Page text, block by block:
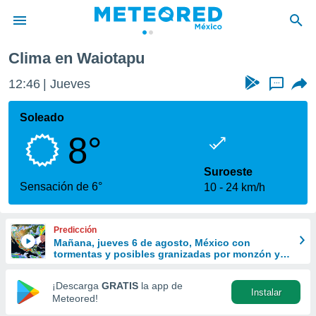
de
ha sido
calidad.
a este
las
y
forma
digital
basada
Clima en Waiotapu
12:46 Jueves ...
Soleado
8°
Sensación de 6°
Suroeste
10
24 km/h
Predicción
Mañana, jueves 6 de agosto, México con
tormentas y posibles granizadas por monzón y
¡Descarga GRATIS la app de
Meteored!
Instalar